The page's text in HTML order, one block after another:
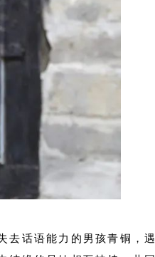
去话语能力的男孩青铜，遇